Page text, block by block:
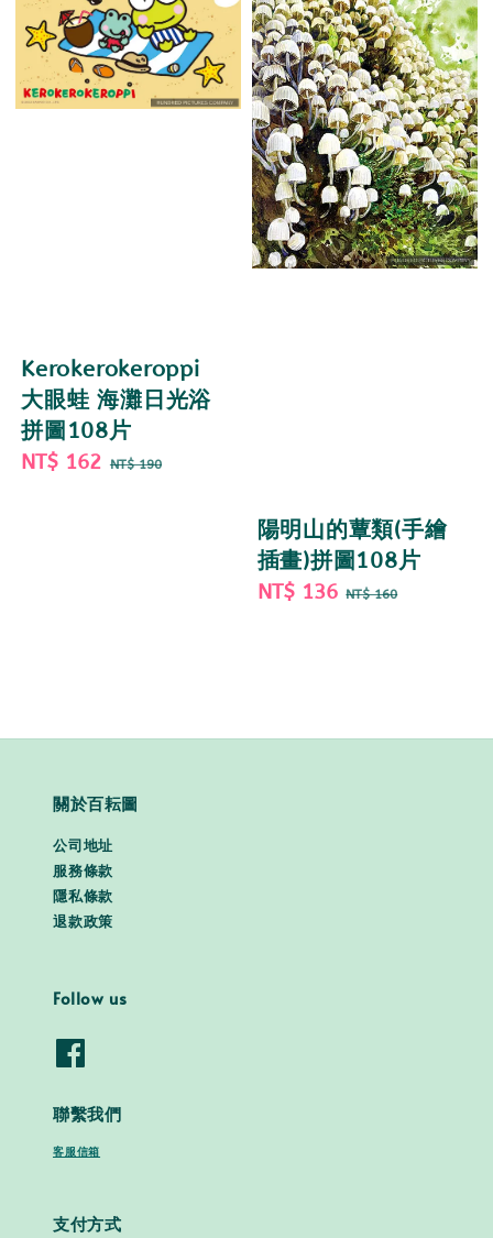
Kerokerokeroppi
大眼蛙 海灘日光浴
拼圖108片
Sale
NT$ 162 Regular
NT$ 190
陽明山的蕈類(手繪
插畫)拼圖108片
Sale
NT$ 136 Regular
NT$ 160
關於百耘圖
公司地址
服務條款
隱私條款
退款政策
Follow us
聯繫我們
客服信箱
支付方式